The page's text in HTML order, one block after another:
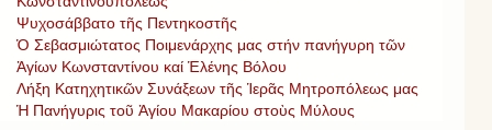
Ψυχοσάββατο τῆς Πεντηκοστῆς
Ὁ Σεβασμιώτατος Ποιμενάρχης μας στήν πανήγυρη τῶν
Ἁγίων Κωνσταντίνου καί Ἑλένης Βόλου
Λήξη Κατηχητικῶν Συνάξεων τῆς Ἱερᾶς Μητροπόλεως μας
Ἡ Πανήγυρις τοῦ Ἁγίου Μακαρίου στοὺς Μύλους